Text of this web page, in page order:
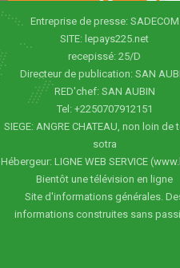
Entreprise de presse: SADECOM
SITE: lepays225.net
recepissé: 25/D
Directeur de publication: SAN
RED'chef: SAN AUBIN
Tel: +2250707912151
SIEGE: ANGRE CHATEAU, non loin de
sotra
Hébergeur: LIGNE WEB SERVICE
Bientôt une télévision en ligne
Site d'informations générales.
informations construites sans